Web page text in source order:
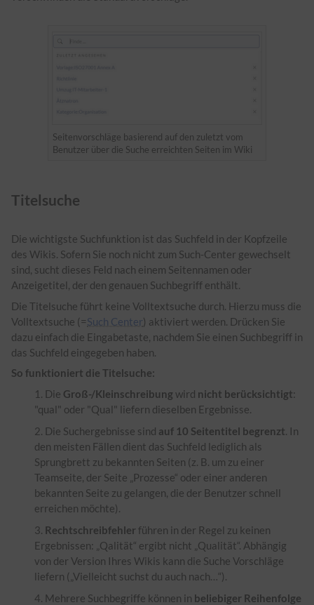
Seitenvorschläge basierend auf den zuletzt vom
Benutzer über die Suche erreichten Seiten im Wiki
Titelsuche
Die wichtigste Suchfunktion ist das Suchfeld in der Kopfzeile
des Wikis. Sofern Sie noch nicht zum Such-Center gewechselt
sind, sucht dieses Feld nach einem Seitennamen oder
Anzeigetitel, der den genauen Suchbegriff enthält.
Die Titelsuche führt keine Volltextsuche durch. Hierzu muss die
Volltextsuche (=Such Center) aktiviert werden. Drücken Sie
dazu einfach die Eingabetaste, nachdem Sie einen Suchbegriff in
das Suchfeld eingegeben haben.
So funktioniert die Titelsuche:
Die Groß-/Kleinschreibung wird nicht berücksichtigt:
"qual" oder "Qual" liefern dieselben Ergebnisse.
Die Suchergebnisse sind auf 10 Seitentitel begrenzt. In
den meisten Fällen dient das Suchfeld lediglich als
Sprungbrett zu bekannten Seiten (z. B. um zu einer
Teamseite, der Seite „Prozesse“ oder einer anderen
bekannten Seite zu gelangen, die der Benutzer schnell
erreichen möchte).
Rechtschreibfehlerführen in der Regel zu keinen
Ergebnissen: „Qalität“ ergibt nicht „Qualität“. Abhängig
von der Version Ihres Wikis kann die Suche Vorschläge
liefern („Vielleicht suchst du auch nach…“).
Mehrere Suchbegriffe können in beliebiger Reihenfolge